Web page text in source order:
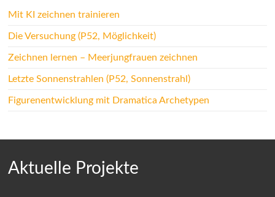
Mit KI zeichnen trainieren
Die Versuchung (P52, Möglichkeit)
Zeichnen lernen – Meerjungfrauen zeichnen
Letzte Sonnenstrahlen (P52, Sonnenstrahl)
Figurenentwicklung mit Dramatica Archetypen
Aktuelle Projekte